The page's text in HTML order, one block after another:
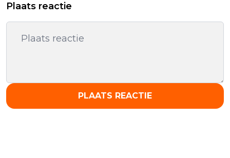
Plaats reactie
PLAATS REACTIE